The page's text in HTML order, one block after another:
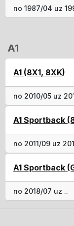
no 1987/04 uz
A1
A1 (8X1, 8XK)
no 2010/05 uz
A1 Sportback
no 2011/09 uz
A1 Sportback
no 2018/07 uz ..